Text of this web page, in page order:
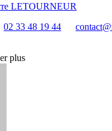
LETOURNEUR
02 33 48 19 44
plus